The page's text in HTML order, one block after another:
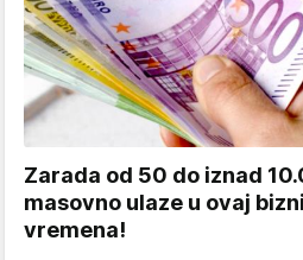
Zarada od 50 do iznad
masovno ulaze u ovaj
vremena!